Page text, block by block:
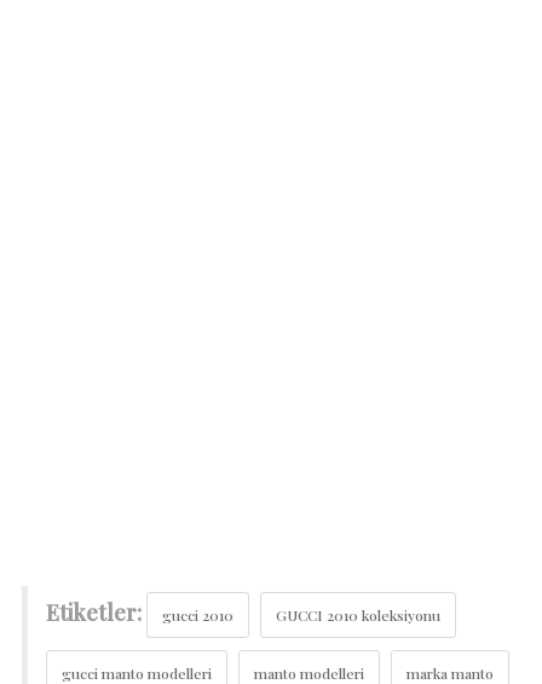
Etiketler: gucci 2010 GUCCI 2010 koleksiyonu
gucci manto modelleri manto modelleri marka manto